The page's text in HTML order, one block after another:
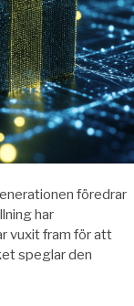
föredrar
har
vuxit fram för att
speglar den